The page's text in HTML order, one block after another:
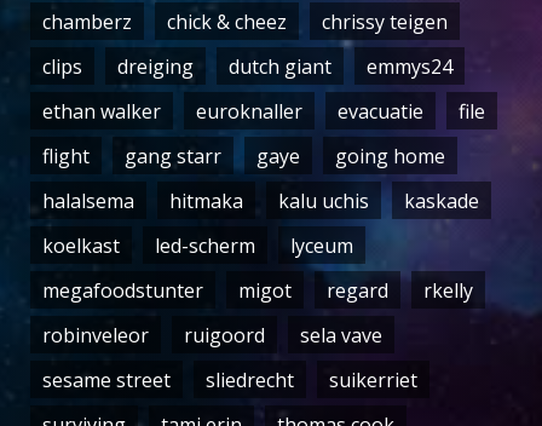
chamberz
chick & cheez
chrissy teigen
clips
dreiging dutch giant
emmys24
ethan walker
euroknaller evacuatie
file
flight
gang starr gaye
going home
halalsema
hitmaka kalu uchis
kaskade
koelkast
led-scherm
lyceum
megafoodstunter
migot regard
rkelly
robinveleor
ruigoord
sela vave
sesame street
sliedrecht
suikerriet